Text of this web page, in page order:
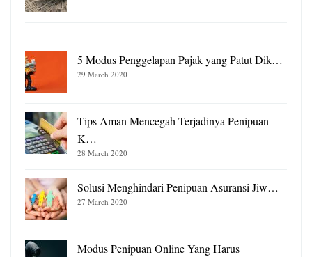
5 Modus Penggelapan Pajak yang Patut Dik…
29 March 2020
Tips Aman Mencegah Terjadinya Penipuan
K…
28 March 2020
Solusi Menghindari Penipuan Asuransi Jiw…
27 March 2020
Modus Penipuan Online Yang Harus